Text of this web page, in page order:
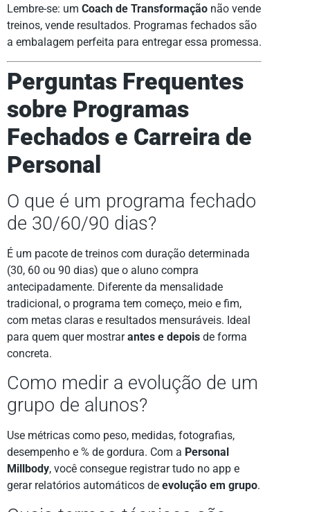
Lembre-se: um Coach de Transformação não vende
treinos, vende resultados. Programas fechados são
a embalagem perfeita para entregar essa promessa.
Perguntas Frequentes
sobre Programas
Fechados e Carreira de
Personal
O que é um programa fechado
de 30/60/90 dias?
É um pacote de treinos com duração determinada
(30, 60 ou 90 dias) que o aluno compra
antecipadamente. Diferente da mensalidade
tradicional, o programa tem começo, meio e fim,
com metas claras e resultados mensuráveis. Ideal
para quem quer mostrarantes e depois de forma
concreta.
Como medir a evolução de um
grupo de alunos?
Use métricas como peso, medidas, fotografias,
desempenho e % de gordura. Com a Personal
Millbody, você consegue registrar tudo no app e
gerar relatórios automáticos de evolução em grupo.